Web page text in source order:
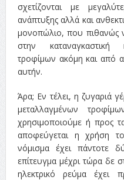
σχετίζονται με
ανάπτυξης αλλά και
μονοπώλιο, που πιθανώς
στην καταναγκαστική
τροφίμων ακόμη και από
αυτήν.
Άρα; Εν τέλει, η ζυγαριά
μεταλλαγμένων
χρησιμοποιούμε ή προς
αποφεύγεται η χρήση
νόμισμα έχει πάντοτε
επίτευγμα μέχρι τώρα δε
ηλεκτρικό ρεύμα έχει